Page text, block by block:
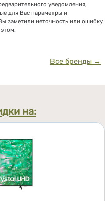
уведомления,
для Вас параметры и
заметили неточность или ошибку
Все бренды →
на: